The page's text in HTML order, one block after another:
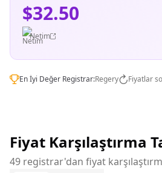
$32.50
Netim
En İyi Değer Registrar:Regery Fiyatlar
Fiyat Karşılaştırma
49 registrar'dan fiyat